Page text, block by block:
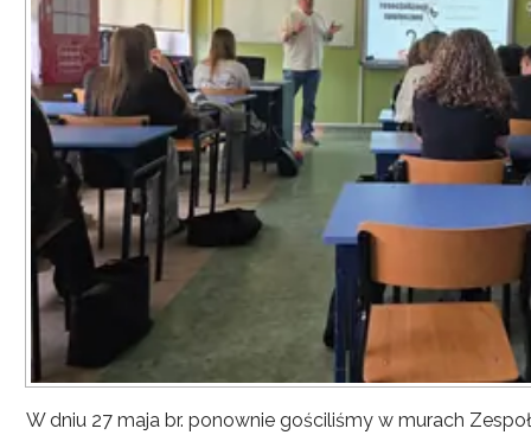
W dniu 27 maja br. ponownie gościliśmy w murach